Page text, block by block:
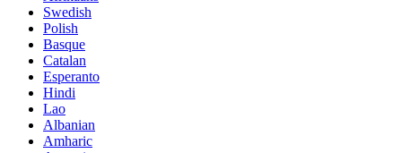
Swedish
Polish
Basque
Catalan
Esperanto
Hindi
Lao
Albanian
Amharic